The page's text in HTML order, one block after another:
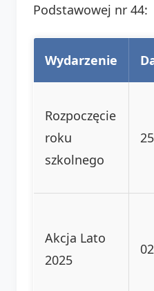
Podstawowej nr 44:
Wydarzenie
Rozpoczęcie
roku
szkolnego
Akcja Lato
2025